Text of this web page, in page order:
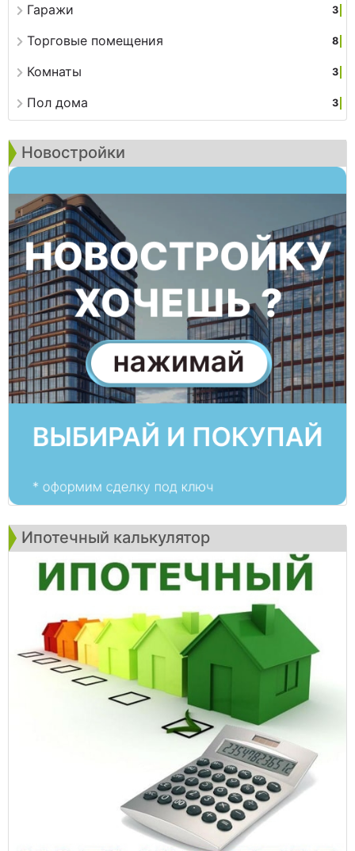
Гаражи 3
Торговые помещения 8
Комнаты 3
Пол дома 3
Новостройки
Ипотечный калькулятор